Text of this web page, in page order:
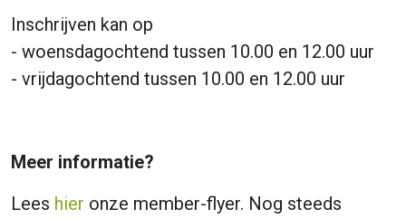
Inschrijven kan op
- woensdagochtend tussen 10.00 en 12.00 uur
- vrijdagochtend tussen 10.00 en 12.00 uur
Meer informatie?
Lees hier onze member-flyer. Nog steeds